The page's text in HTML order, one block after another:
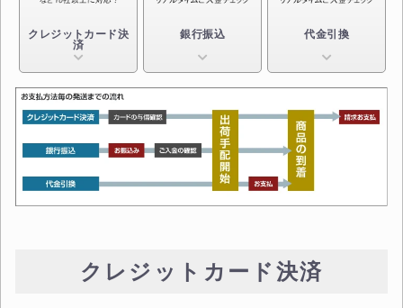
クレジットカード決
済
銀行振込 代金引換
クレジットカード決済